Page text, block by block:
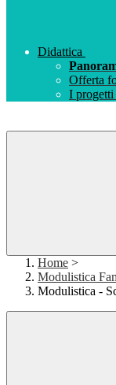
Didattica
Offerta
I progetti
Home >
Modulistica
Modulistica -